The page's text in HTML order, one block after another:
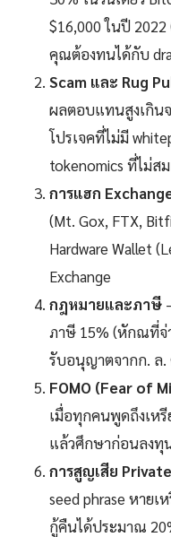
$16,000 ในปี
คุณต้องทนได้กับ
Scam และ Rug
ผลตอบแทนสูงเกิน
โปรเจคที่ไม่มี
tokenomics ที่ไม่ส
การแฮก
(Mt. Gox, FTX,
Hardware Wallet
Exchange
กฎหมายและภาษี
ภาษี 15% (หักณที่จ่
รับอนุญาตจากก. ล.
FOMO (Fear of
เมื่อทุกคนพูดถึงเห
แล้วศึกษาก่อนลงทุ
การสูญเสีย
seed phrase หาย
กู้คืนได้ประมาณ